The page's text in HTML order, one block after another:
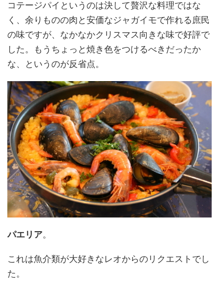
コテージパイというのは決して贅沢な料理ではな
く、余りものの肉と安価なジャガイモで作れる庶民
の味ですが、なかなかクリスマス向きな味で好評で
した。もうちょっと焼き色をつけるべきだったか
な、というのが反省点。
パエリア。
これは魚介類が大好きなレオからのリクエストでし
た。